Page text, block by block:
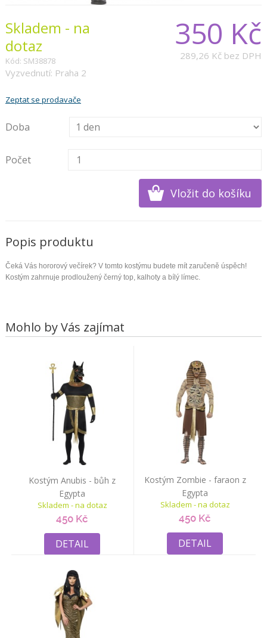
350 Kč
289,26 Kč bez DPH
Skladem - na
dotaz
Kód: SM38878
Vyzvednutí: Praha 2
Zeptat se prodavače
Doba
Počet
Popis produktu
Čeká Vás hororový večírek? V tomto kostýmu budete mít zaručeně úspěch!
Kostým zahrnuje prodloužený černý top, kalhoty a bílý límec.
Mohlo by Vás zajímat
Kostým Anubis - bůh z
Egypta
Skladem - na dotaz
450 Kč
DETAIL
Kostým Zombie - faraon z
Egypta
Skladem - na dotaz
450 Kč
DETAIL